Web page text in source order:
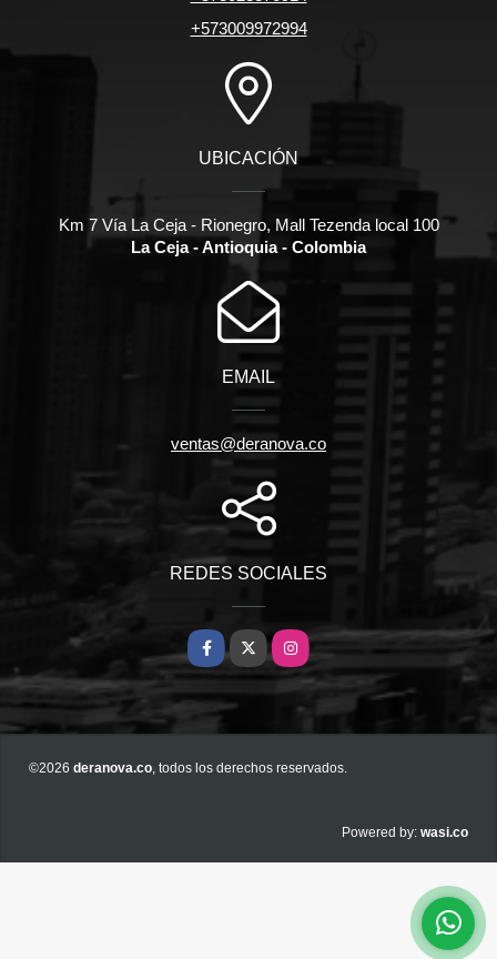
+573009972994
UBICACIÓN
Km 7 Vía La Ceja - Rionegro, Mall Tezenda local 100
La Ceja - Antioquia - Colombia
EMAIL
ventas@deranova.co
REDES SOCIALES
Facebook
X Instagram
©2026 deranova.co , todos los derechos reservados.
Powered by: wasi.co